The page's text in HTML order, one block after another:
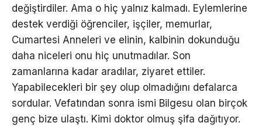
değiştirdiler. Ama o hiç yalnız kalmadı. Eylemlerine
destek verdiği öğrenciler, işçiler, memurlar,
Cumartesi Anneleri ve elinin, kalbinin dokunduğu
daha niceleri onu hiç unutmadılar. Son
zamanlarına kadar aradılar, ziyaret ettiler.
Yapabilecekleri bir şey olup olmadığını defalarca
sordular. Vefatından sonra ismi Bilgesu olan birçok
genç bize ulaştı. Kimi doktor olmuş şifa dağıtıyor.